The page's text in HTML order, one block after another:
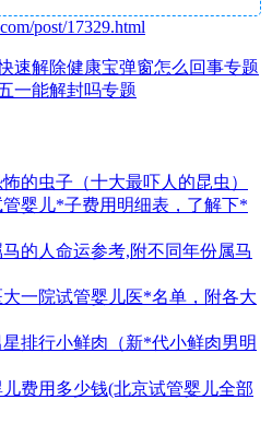
post/17329.html
速解除健康宝弹窗怎么回事专题
一能解封吗专题
的虫子（十大最吓人的昆虫）
婴儿*子费用明细表，了解下*
的人命运参考,附不同年份属马
大一院试管婴儿医*名单，附各大
星排行小鲜肉（新*代小鲜肉男明
费用多少钱(北京试管婴儿全部